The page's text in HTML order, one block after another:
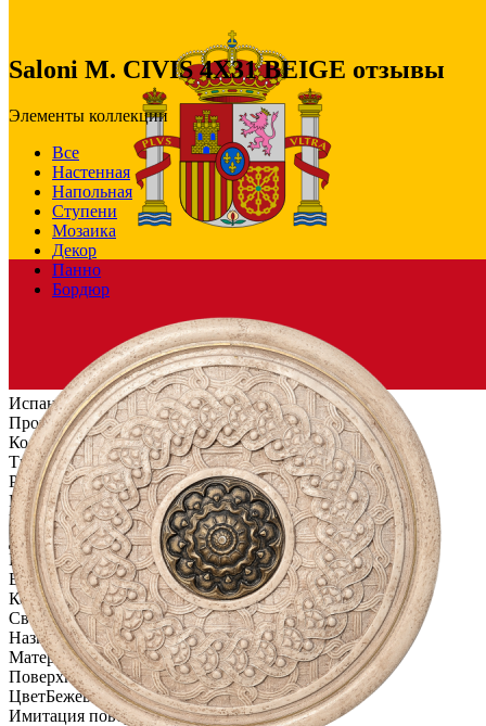
Испания
ПроизводительSaloni
КоллекцияSalone Ceramica CIVIC
Тип плиткиБордюр настенный
Размеры
Размеры4х31 см
Ширина4 см
Длина31 см
Площадь в упаковке0.1 кв. м.
Вес 1 упаковки2.48 кг
Количество в коробке, шт.8
Свойства
НазначениеВанная комната, Кухня
МатериалКерамика
ПоверхностьРельефная
ЦветБежевый
Имитация поверхностиКамень
Saloni M. CIVIS 4X31 BEIGE отзывы
Элементы коллекции
Все
Настенная
Напольная
Ступени
Мозаика
Декор
Панно
Бордюр